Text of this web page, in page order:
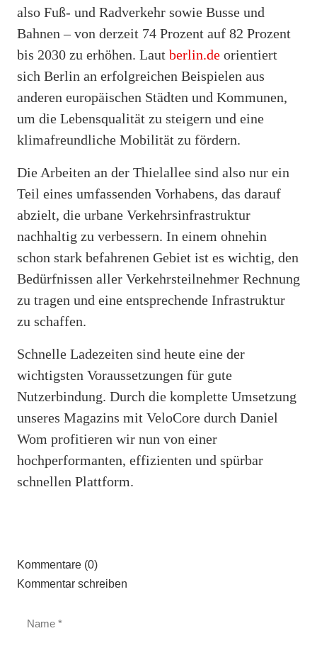
also Fuß- und Radverkehr sowie Busse und
Bahnen – von derzeit 74 Prozent auf 82 Prozent
bis 2030 zu erhöhen. Laut berlin.de orientiert
sich Berlin an erfolgreichen Beispielen aus
anderen europäischen Städten und Kommunen,
um die Lebensqualität zu steigern und eine
klimafreundliche Mobilität zu fördern.
Die Arbeiten an der Thielallee sind also nur ein
Teil eines umfassenden Vorhabens, das darauf
abzielt, die urbane Verkehrsinfrastruktur
nachhaltig zu verbessern. In einem ohnehin
schon stark befahrenen Gebiet ist es wichtig, den
Bedürfnissen aller Verkehrsteilnehmer Rechnung
zu tragen und eine entsprechende Infrastruktur
zu schaffen.
Schnelle Ladezeiten sind heute eine der
wichtigsten Voraussetzungen für gute
Nutzerbindung. Durch die komplette Umsetzung
unseres Magazins mit VeloCore durch Daniel
Wom profitieren wir nun von einer
hochperformanten, effizienten und spürbar
schnellen Plattform.
Kommentare (0)
Kommentar schreiben